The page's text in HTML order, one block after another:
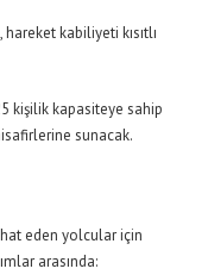
kabiliyeti kısıtlı
kişilik kapasiteye sahip
sunacak.
eden yolcular için
arasında: